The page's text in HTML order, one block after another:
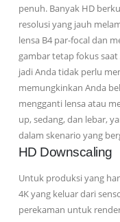
penuh. Banyak HD
resolusi yang jauh
lensa B4 par-focal dan
gambar tetap fokus
jadi Anda tidak perlu
memungkinkan Anda
mengganti lensa atau
up, sedang, dan lebar,
dalam skenario yang
HD Downscaling
Untuk produksi yang
4K yang keluar dari
perekaman untuk